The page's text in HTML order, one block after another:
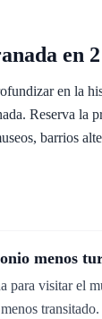
en
en la
Reserva la
barrios
menos
para visitar el
transitado.